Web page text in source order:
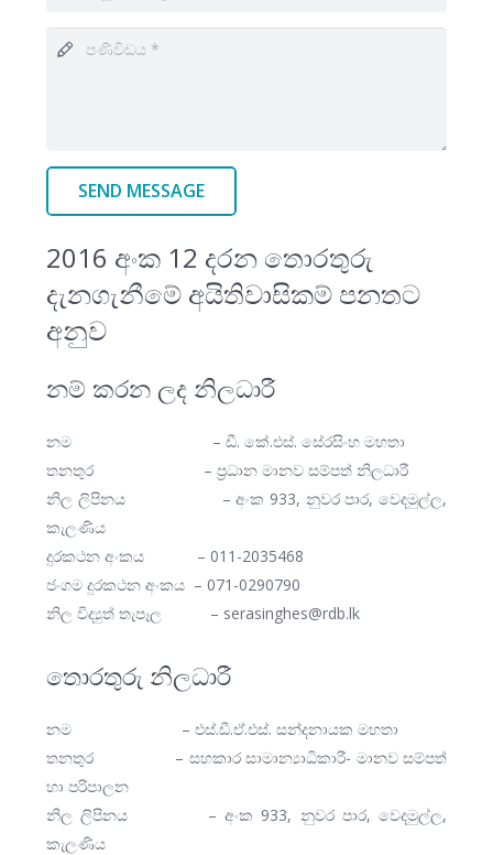
SEND MESSAGE
2016 අංක 12 දරන තොරතුරු
දැනගැනීමේ අයිතිවාසිකම් පනතට
අනුව
නම් කරන ලද නිලධාරී
නම – ඩී. කේ.එස්. සේරසිංහ මහතා
තනතුර – ප්‍රධාන මානව සම්පත් නිලධාරී
නිල ලිපිනය – අංක 933, නුවර පාර, වෙදමුල්ල,
කැලණිය
දුරකථන අංකය – 011-2035468
ජංගම දුරකථන අංකය – 071-0290790
නිල විද්‍යුත් තැපෑල – serasinghes@rdb.lk
තොරතුරු නිලධාරී
නම – එස්.ඩී.ඒ.එස්. සන්දනායක මහතා
තනතුර – සහකාර සාමාන්‍යාධිකාරී- මානව සම්පත්
හා පරිපාලන
නිල ලිපිනය – අංක 933, නුවර පාර, වෙදමුල්ල,
කැලණිය